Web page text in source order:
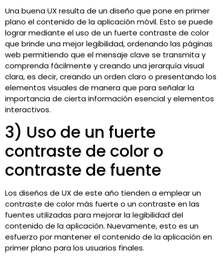
Una buena UX resulta de un diseño que pone en primer
plano el contenido de la aplicación móvil. Esto se puede
lograr mediante el uso de un fuerte contraste de color
que brinde una mejor legibilidad, ordenando las páginas
web permitiendo que el mensaje clave se transmita y
comprenda fácilmente y creando una jerarquía visual
clara, es decir, creando un orden claro o presentando los
elementos visuales de manera que para señalar la
importancia de cierta información esencial y elementos
interactivos.
3) Uso de un fuerte
contraste de color o
contraste de fuente
Los diseños de UX de este año tienden a emplear un
contraste de color más fuerte o un contraste en las
fuentes utilizadas para mejorar la legibilidad del
contenido de la aplicación. Nuevamente, esto es un
esfuerzo por mantener el contenido de la aplicación en
primer plano para los usuarios finales.